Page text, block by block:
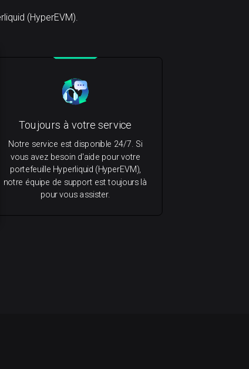
(HyperEVM).
Toujours à votre service
Notre service est disponible 24/7. Si
vous avez besoin d'aide pour votre
portefeuille Hyperliquid (HyperEVM),
notre équipe de support est toujours là
pour vous assister.